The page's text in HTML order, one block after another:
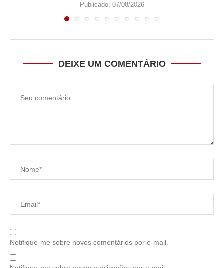
Publicado: 07/08/2026
DEIXE UM COMENTÁRIO
Notifique-me sobre novos comentários por e-mail.